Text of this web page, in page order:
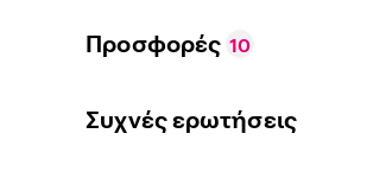
Προσφορές 10
Συχνές ερωτήσεις